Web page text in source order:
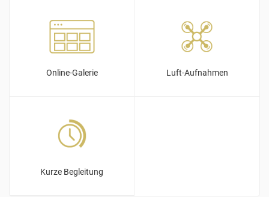
Online-Galerie Luft-Aufnahmen
Kurze Begleitung